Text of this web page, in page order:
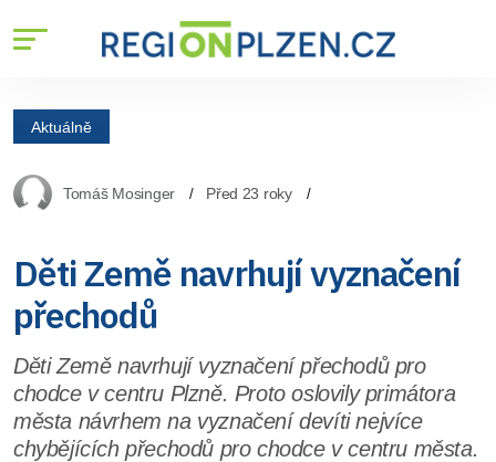
Aktuálně
Tomáš Mosinger Před 23 roky
Děti Země navrhují vyznačení
přechodů
Děti Země navrhují vyznačení přechodů pro
chodce v centru Plzně. Proto oslovily primátora
města návrhem na vyznačení devíti nejvíce
chybějících přechodů pro chodce v centru města.